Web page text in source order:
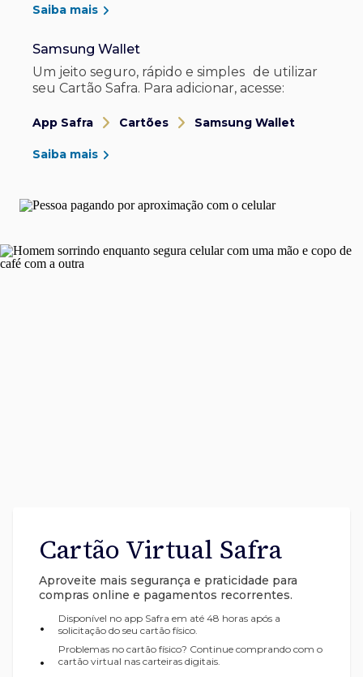
Saiba mais
Samsung Wallet
Um jeito seguro, rápido e simples de utilizar
seu Cartão Safra. Para adicionar, acesse:
App Safra Cartões Samsung Wallet
Saiba mais
Cartão Virtual Safra
Aproveite mais segurança e praticidade para
compras online e pagamentos recorrentes.
•
Disponível no app Safra em até 48 horas após a
solicitação do seu cartão físico.
•
Problemas no cartão físico? Continue comprando com o
cartão virtual nas carteiras digitais.